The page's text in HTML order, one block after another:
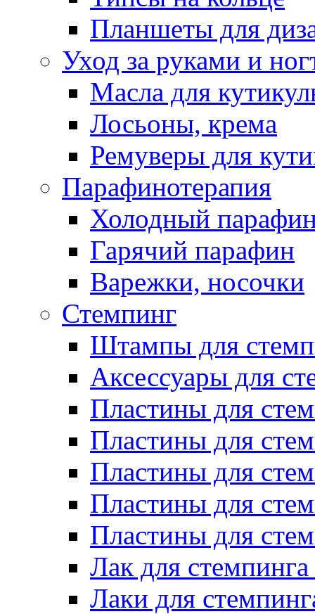
Планшеты для
Уход за руками и
Масла для
Лосьоны, крема
Ремуверы для
Парафинотерапия
Холодный
Гарячий парафин
Варежки, носочки
Стемпинг
Штампы для
Аксессуары для
Пластины для
Пластины для
Пластины для
Пластины для
Пластины для
Лак для
Лаки для